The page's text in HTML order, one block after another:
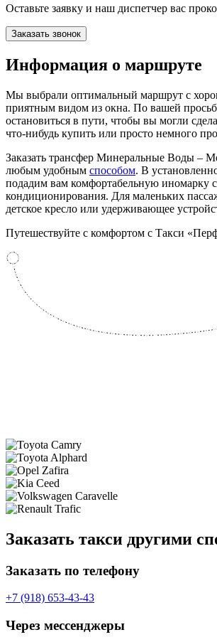
Оставьте заявку и наш диспетчер вас
Заказать звонок
Информация о маршруте
Мы выбрали оптимальный маршрут с
приятным видом из окна. По вашей
остановиться в пути, чтобы вы могли
что-нибудь купить или просто немного
Заказать трансфер Минеральные Воды –
любым удобным способом. В
подадим вам комфортабельную иномарку
кондиционирования. Для маленьких
детское кресло или удерживающее
Путешествуйте с комфортом с Такси
Заказать такси другими
Заказать по телефону
+7 (918) 653-43-43
Через мессенджеры